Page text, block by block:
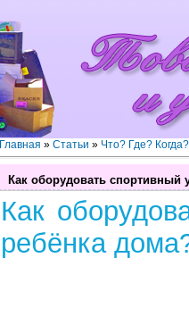
Главная » Статьи » Что? Где?
Как оборудовать спортивный
Как
ребёнка